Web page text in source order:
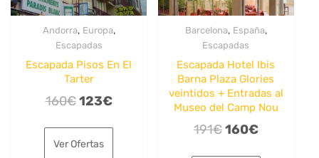
Andorra, Europa,
Escapadas
Escapada Pisos En El
Tarter
160€ El
original
123€El
Ver Ofertas
Barcelona, España,
Escapadas
Escapada Hotel Ibis
Barna Plaza Glories
veintidos + Entradas al
Museo del Camp Nou
191€El
160€El